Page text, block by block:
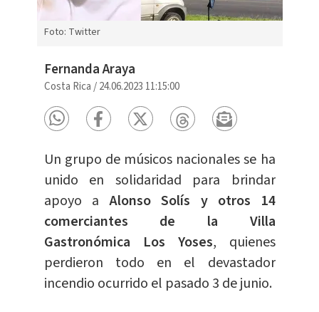
Foto: Twitter
Fernanda Araya
Costa Rica /24.06.2023 11:15:00
Un grupo de músicos nacionales se ha
unido en solidaridad para brindar
apoyo aAlonso Solís y otros 14
comerciantes de la Villa
Gastronómica Los Yoses, quienes
perdieron todo en el devastador
incendio ocurrido el pasado 3 de junio.